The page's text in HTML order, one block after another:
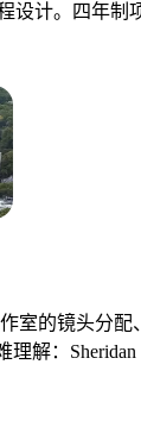
设计。四年
室的镜头分
解：